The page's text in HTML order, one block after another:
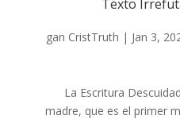
Texto
gan CristTruth | Jan 3,
La Escritura
madre, que es el primer